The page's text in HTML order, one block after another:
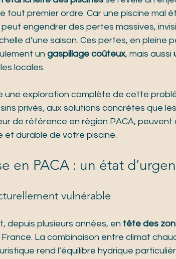
tout premier ordre. Car une piscine mal
engendrer des pertes massives,
d’une saison. Ces pertes, en pleine
un gaspillage coûteux, mais aussi
locales.
une exploration complète de cette
privés, aux solutions concrètes que
de référence en région PACA,
et durable de votre piscine.
en PACA : un état
vulnérable
depuis plusieurs années, en tête des
France. La combinaison entre climat
rend l’équilibre hydrique